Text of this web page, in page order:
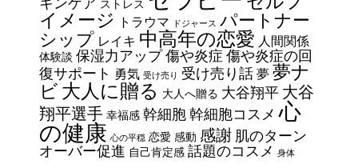
ているスキンケア製品・・・幹
細胞コスメ vs エクソソーム
コスメ②
エイジングケアで最近気になっ
ているスキンケア製品・・・幹
細胞コスメ vs エクソソーム
コスメ ①
エイジングケアで最近気になっ
ストレス
イメージ
トラウマ ドジャース パートナー
シップ レイキ 中高年の恋愛 人間関係
体験談 保湿力アップ傷や炎症 傷や炎症の回
復サポート 勇気 受け売り 受け売り話 夢 夢ナ
ビ 大人に贈る 大人へ贈る 大谷翔平 大谷
翔平選手 幸福感 幹細胞幹細胞コスメ 心
の健康 心の平穏 恋愛 感動 感謝 肌のターン
オーバー促進 自己肯定感 話題のコスメ 身体